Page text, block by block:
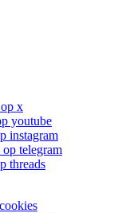
x
youtube
instagram
telegram
threads